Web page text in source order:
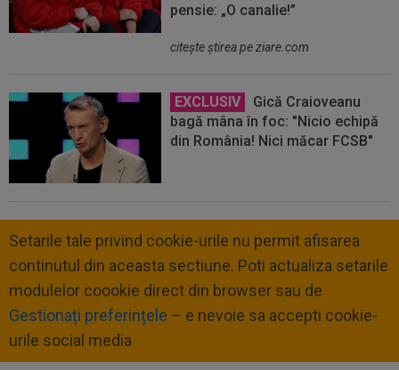
pensie: „O canalie!”
citeşte ştirea pe ziare.com
EXCLUSIV
Gică Craioveanu
bagă mâna în foc: "Nicio echipă
din România! Nici măcar FCSB"
Setarile tale privind cookie-urile nu permit afisarea
continutul din aceasta sectiune. Poti actualiza setarile
modulelor coookie direct din browser sau de
Gestionați preferințele – e nevoie sa accepti cookie-
urile social media